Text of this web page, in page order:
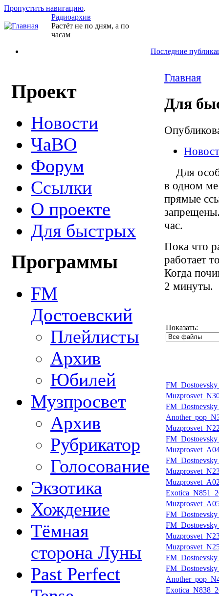
Пропустить навигацию.
Радиоархив
Растёт не по дням, а по
часам
Последние
Проект
Новости
ЧаВО
Форум
Ссылки
О проекте
Для быстрых
Программы
FM
Достоевский
Плейлисты
Архив
Юбилей
Музпросвет
Архив
Рубрикатор
Голосование
Экзотика
Хождение
Тёмная
сторона Луны
Past Perfect
Главная
Для
Для
в одном
прямые
час.
Пока что
работает
Когда
2 минуты.
Показать: